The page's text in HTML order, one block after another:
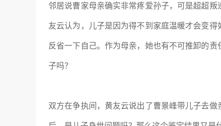
邻居说曹家母亲确实非常疼爱孙子，可是超超
友云认为，儿子是因为得不到家庭温暖才会变
反省一下自己。作为母亲，她也有不可推卸的
子吗？
双方在争执间，黄友云说出了曹景峰带儿子去